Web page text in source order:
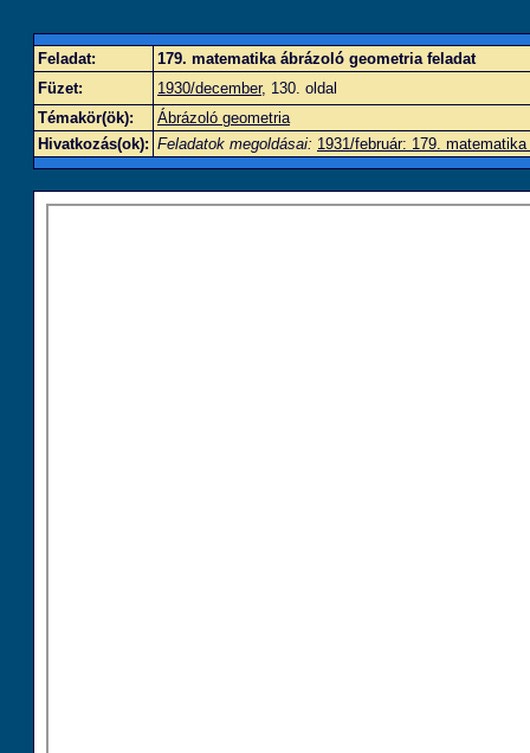
Feladat:
179. matematika ábrázoló geometria feladat
Füzet:
1930/december, 130. oldal
Témakör(ök):
Ábrázoló geometria
Hivatkozás(ok): Feladatok megoldásai: 1931/február: 179.